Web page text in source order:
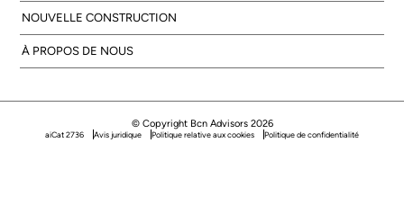
NOUVELLE CONSTRUCTION
À PROPOS DE NOUS
© Copyright Bcn Advisors 2026
aiCat 2736 Avis juridique Politique relative aux cookies Politique de confidentialité